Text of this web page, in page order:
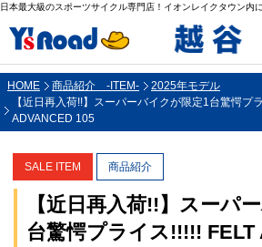
日本最大級のスポーツサイクル専門店！イオンレイクタウン内
HOME 商品紹介 -ITEM-
2025年モデル
【近日再入荷!!】スーパーバイクが限定1台驚愕プ
ADVANCED 105
SALE ITEM 商品紹介
【近日再入荷!!】スーパ
台驚愕プライス!!!!! FELT